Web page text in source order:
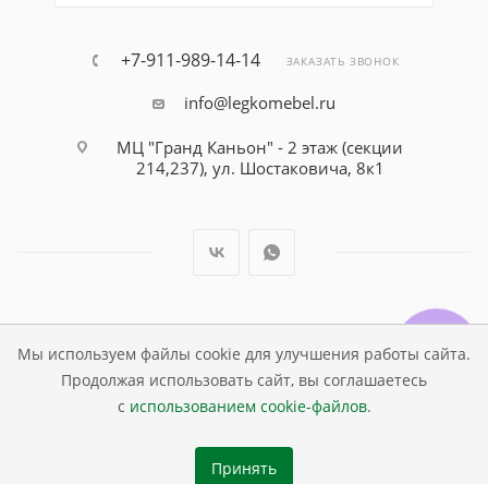
Мы используем файлы cookie для улучшения работы сайта.
Продолжая использовать сайт, вы соглашаетесь
с использованием cookie-файлов.
Принять
+7-911-989-14-14 ЗАКАЗАТЬ ЗВОНОК
info@legkomebel.ru
МЦ "Гранд Каньон" - 2 этаж (секции
214,237), ул. Шостаковича, 8к1